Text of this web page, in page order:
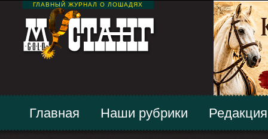
ГЛАВНЫЙ ЖУРНАЛ О ЛОШАДЯХ
Главная Наши рубрики Редакция